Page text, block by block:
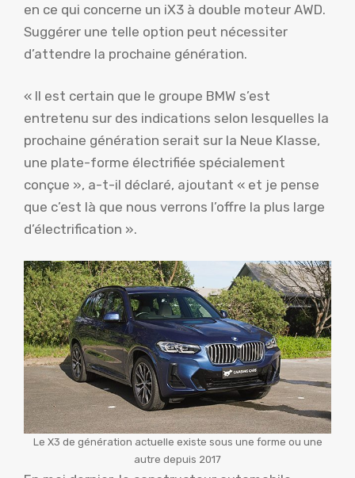
en ce qui concerne un iX3 à double moteur AWD.
Suggérer une telle option peut nécessiter
d’attendre la prochaine génération.
« Il est certain que le groupe BMW s’est
entretenu sur des indications selon lesquelles la
prochaine génération serait sur la Neue Klasse,
une plate-forme électrifiée spécialement
conçue », a-t-il déclaré, ajoutant « et je pense
que c’est là que nous verrons l’offre la plus large
d’électrification ».
Le X3 de génération actuelle existe sous une forme ou une
autre depuis 2017